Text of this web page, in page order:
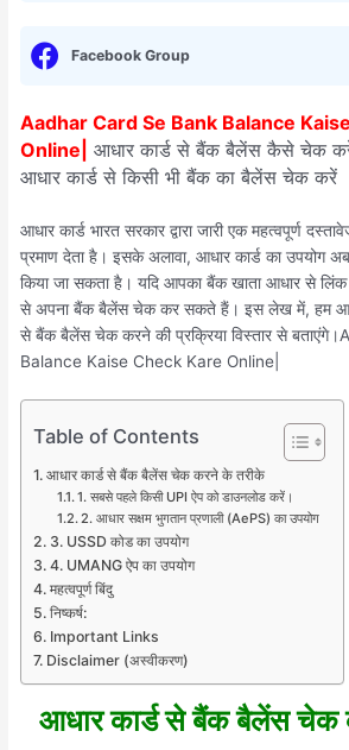
Facebook Group
Aadhar Card Se Bank Balance
Online| आधार कार्ड से बैंक बैलेंस कैसे चेक
आधार कार्ड से किसी भी बैंक का बैलेंस चेक करें
आधार कार्ड भारत सरकार द्वारा जारी एक महत्वपूर्ण
प्रमाण देता है। इसके अलावा, आधार कार्ड का उपयोग
किया जा सकता है। यदि आपका बैंक खाता आधार से
से अपना बैंक बैलेंस चेक कर सकते हैं। इस लेख में, हम
से बैंक बैलेंस चेक करने की प्रक्रिया विस्तार से
Balance Kaise Check Kare Online|
Table of Contents
आधार कार्ड से बैंक बैलेंस चेक करने के तरीके
1. सबसे पहले किसी UPI ऐप को डाउनलोड करें।
2. आधार सक्षम भुगतान प्रणाली (AePS) का उपयोग
3. USSD कोड का उपयोग
4. UMANG ऐप का उपयोग
महत्वपूर्ण बिंदु
निष्कर्ष:
Important Links
Disclaimer (अस्वीकरण)
आधार कार्ड से बैंक बैलेंस चेक